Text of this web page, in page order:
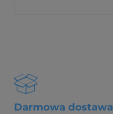
Darmowa dostawa